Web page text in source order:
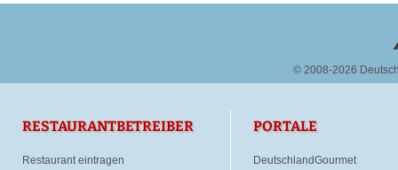
© 2008-2026
RESTAURANTBETREIBER
Restaurant eintragen
PORTALE
DeutschlandGourmet